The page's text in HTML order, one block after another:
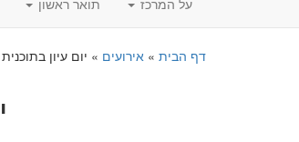
על המרכז
תואר ראשון
דף הבית » אירועים » יום עיון